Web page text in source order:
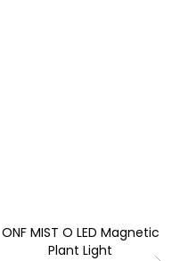
ONF MIST O LED Magnetic
Plant Light